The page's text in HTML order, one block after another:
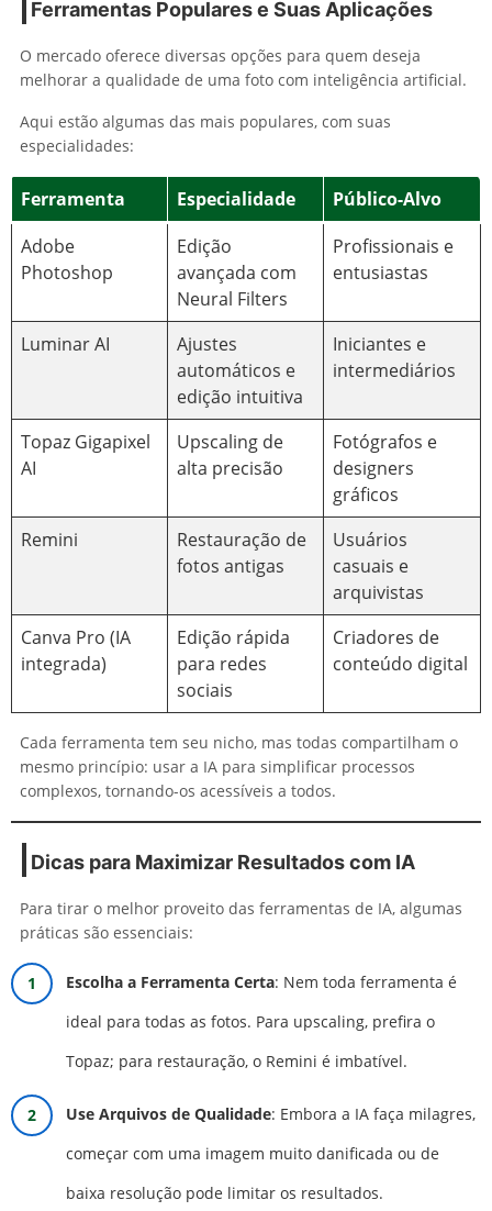
Ferramentas Populares e Suas Aplicações
O mercado oferece diversas opções para quem deseja
melhorar a qualidade de uma foto com inteligência artificial.
Aqui estão algumas das mais populares, com suas
especialidades:
Ferramenta Especialidade
Público-Alvo
Adobe
Photoshop
Edição
avançada com
Neural Filters
Profissionais e
entusiastas
Luminar AI
Ajustes
automáticos e
edição intuitiva
Iniciantes e
intermediários
Topaz Gigapixel
AI
Upscaling de
alta precisão
Fotógrafos e
designers
gráficos
Remini
Restauração de
fotos antigas
Usuários
casuais e
arquivistas
Canva Pro (IA
integrada)
Edição rápida
para redes
sociais
Criadores de
conteúdo digital
Cada ferramenta tem seu nicho, mas todas compartilham o
mesmo princípio: usar a IA para simplificar processos
complexos, tornando-os acessíveis a todos.
Dicas para Maximizar Resultados com IA
Para tirar o melhor proveito das ferramentas de IA, algumas
práticas são essenciais:
Escolha a Ferramenta Certa: Nem toda ferramenta é
ideal para todas as fotos. Para upscaling, prefira o
Topaz; para restauração, o Remini é imbatível.
Use Arquivos de Qualidade: Embora a IA faça milagres,
começar com uma imagem muito danificada ou de
baixa resolução pode limitar os resultados.